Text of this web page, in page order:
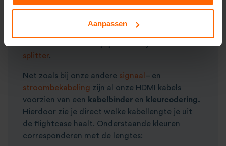
Aanpassen
wilt sluiten is het goed om ook deze eerder
genoemde 20 meter in acht te nemen. Het
splitter.
Net zoals bij onze andere signaal – en
stroombekabeling zijn al onze HDMI kabels
voorzien van een kabelbinder en kleurcodering.
Hierdoor zie je direct welke kabellengte je uit
de flightcase haalt. Onderstaande kleuren
corresponderen met de lengtes: